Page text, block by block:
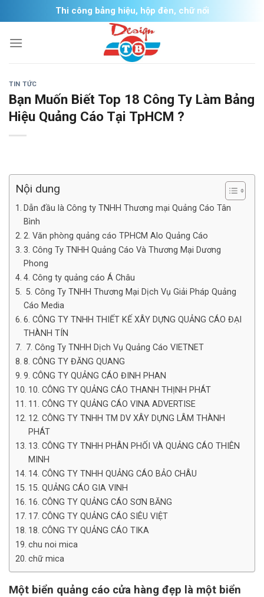
to
content
Thi công bảng hiệu, hộp đèn, chữ nổi
TIN TỨC
Bạn Muốn Biết Top 18 Công Ty Làm Bảng
Hiệu Quảng Cáo Tại TpHCM ?
Nội dung
Dẫn đầu là Công ty TNHH Thương mại Quảng Cáo Tân
Bình
2. Văn phòng quảng cáo TPHCM Alo Quảng Cáo
3. Công Ty TNHH Quảng Cáo Và Thương Mại Dương
Phong
4. Công ty quảng cáo Á Châu
5. Công Ty TNHH Thương Mại Dịch Vụ Giải Pháp Quảng
Cáo Media
6. CÔNG TY TNHH THIẾT KẾ XÂY DỰNG QUẢNG CÁO ĐẠI
THÀNH TÍN
7. Công Ty TNHH Dịch Vụ Quảng Cáo VIETNET
8. CÔNG TY ĐĂNG QUANG
9. CÔNG TY QUẢNG CÁO ĐINH PHAN
10. CÔNG TY QUẢNG CÁO THANH THỊNH PHÁT
11. CÔNG TY QUẢNG CÁO VINA ADVERTISE
12. CÔNG TY TNHH TM DV XÂY DỰNG LÂM THÀNH
PHÁT
13. CÔNG TY TNHH PHÂN PHỐI VÀ QUẢNG CÁO THIÊN
MINH
14. CÔNG TY TNHH QUẢNG CÁO BẢO CHÂU
15. QUẢNG CÁO GIA VINH
16. CÔNG TY QUẢNG CÁO SƠN BĂNG
17. CÔNG TY QUẢNG CÁO SIÊU VIỆT
18. CÔNG TY QUẢNG CÁO TIKA
chu noi mica
chữ mica
Một biển quảng cáo cửa hàng đẹp là một biển